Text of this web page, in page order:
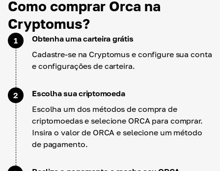
Como comprar Orca na
Cryptomus?
1
Obtenha uma carteira grátis
Cadastre-se na Cryptomus e configure sua conta
e configurações de carteira.
2
Escolha sua criptomoeda
Escolha um dos métodos de compra de
criptomoedas e selecione ORCA para comprar.
Insira o valor de ORCA e selecione um método
de pagamento.